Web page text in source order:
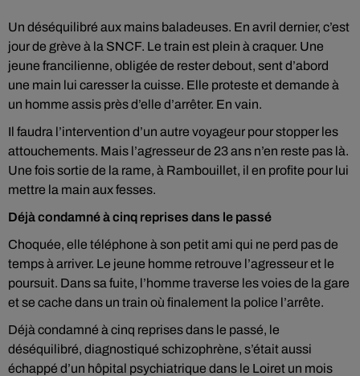
Un déséquilibré aux mains baladeuses. En avril dernier, c’est
jour de grève à la SNCF. Le train est plein à craquer. Une
jeune francilienne, obligée de rester debout, sent d’abord
une main lui caresser la cuisse. Elle proteste et demande à
un homme assis près d’elle d’arrêter. En vain.
Il faudra l’intervention d’un autre voyageur pour stopper les
attouchements. Mais l’agresseur de 23 ans n’en reste pas là.
Une fois sortie de la rame, à Rambouillet, il en profite pour lui
mettre la main aux fesses.
Déjà condamné à cinq reprises dans le passé
Choquée, elle téléphone à son petit ami qui ne perd pas de
temps à arriver. Le jeune homme retrouve l’agresseur et le
poursuit. Dans sa fuite, l’homme traverse les voies de la gare
et se cache dans un train où finalement la police l’arrête.
Déjà condamné à cinq reprises dans le passé, le
déséquilibré, diagnostiqué schizophrène, s’était aussi
échappé d’un hôpital psychiatrique dans le Loiret un mois